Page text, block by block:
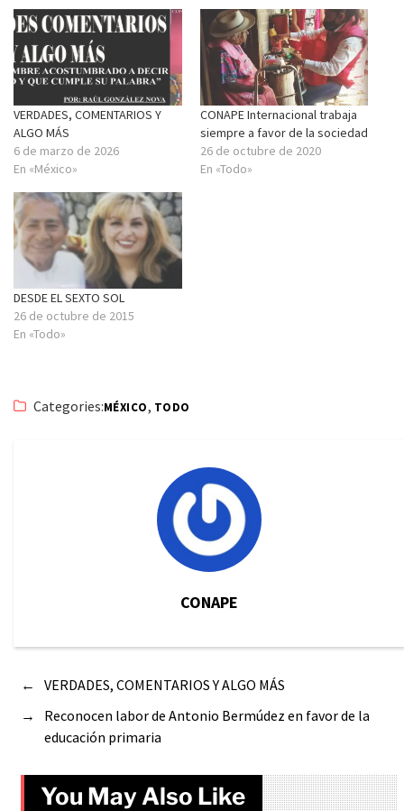
VERDADES, COMENTARIOS Y
ALGO MÁS
6 de marzo de 2026
En «México»
CONAPE Internacional trabaja
siempre a favor de la sociedad
26 de octubre de 2020
En «Todo»
DESDE EL SEXTO SOL
26 de octubre de 2015
En «Todo»
Categories:MÉXICO, TODO
CONAPE
←
VERDADES, COMENTARIOS Y ALGO MÁS
→
Reconocen labor de Antonio Bermúdez en favor de la
educación primaria
You May Also Like